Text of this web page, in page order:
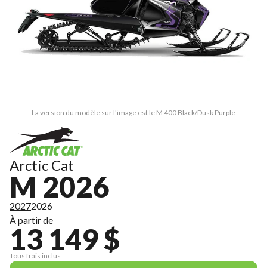
La version du modèle sur l'image est le M 400 Black/Dusk Purple
Arctic Cat
M 2026
20272026
À partir de
13 149 $
Tous frais inclus